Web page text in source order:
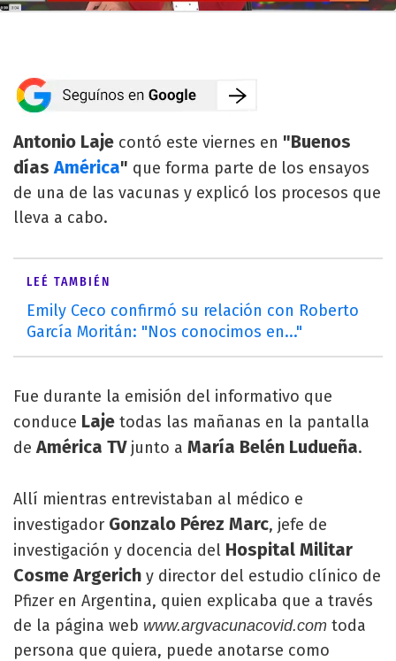
Antonio Laje contó este viernes en "Buenos
días América" que forma parte de los ensayos
de una de las vacunas y explicó los procesos que
lleva a cabo.
LEÉ TAMBIÉN
Emily Ceco confirmó su relación con Roberto
García Moritán: "Nos conocimos en..."
Fue durante la emisión del informativo que
conduce Laje todas las mañanas en la pantalla
de América TVjunto a María Belén Ludueña.
Allí mientras entrevistaban al médico e
investigador Gonzalo Pérez Marc, jefe de
investigación y docencia del Hospital Militar
Cosme Argerich y director del estudio clínico de
Pfizer en Argentina, quien explicaba que a través
de la página web www.argvacunacovid.com toda
persona que quiera, puede anotarse como